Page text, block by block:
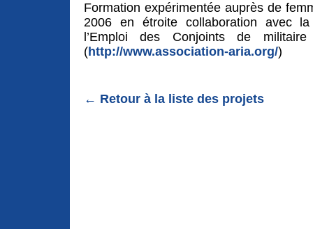
Formation expérimentée auprès de
2006 en étroite collaboration avec la
l’Emploi des Conjoints de
(http://www.association-aria.org/)
← Retour à la liste des projets